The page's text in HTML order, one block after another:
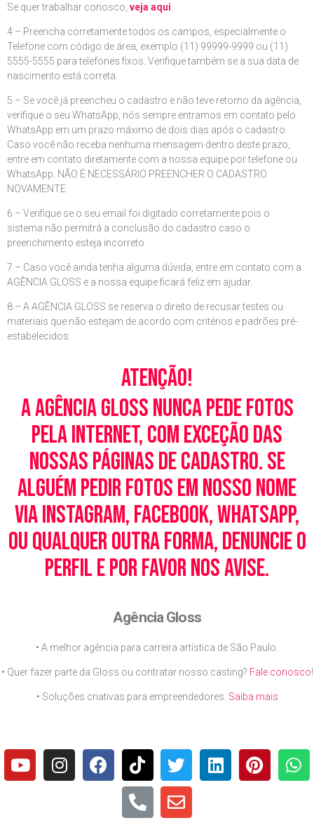
Se quer trabalhar conosco, veja aqui
4 – Preencha corretamente todos os campos, especialmente o
Telefone com código de área, exemplo (11) 99999-9999 ou (11)
5555-5555 para telefones fixos. Verifique também se a sua data de
nascimento está correta.
5 – Se você já preencheu o cadastro e não teve retorno da agência,
verifique o seu WhatsApp, nós sempre entramos em contato pelo
WhatsApp em um prazo máximo de dois dias após o cadastro.
Caso você não receba nenhuma mensagem dentro deste prazo,
entre em contato diretamente com a nossa equipe por telefone ou
WhatsApp. NÃO É NECESSÁRIO PREENCHER O CADASTRO
NOVAMENTE.
6 – Verifique se o seu email foi digitado corretamente pois o
sistema não permitrá a conclusão do cadastro caso o
preenchimento esteja incorreto.
7 – Caso você ainda tenha alguma dúvida, entre em contato com a
AGÊNCIA GLOSS e a nossa equipe ficará feliz em ajudar.
8 – A AGÊNCIA GLOSS se reserva o direito de recusar testes ou
materiais que não estejam de acordo com critérios e padrões pré-
estabelecidos.
Atenção!
A Agência Gloss nunca pede fotos
pela Internet, com exceção das
nossas páginas de cadastro. Se
alguém pedir fotos em nosso nome
via Instagram, Facebook, WhatsApp,
ou qualquer outra forma, denuncie o
perfil e por favor nos avise.
Agência Gloss
• A melhor agência para carreira artística de São Paulo.
• Quer fazer parte da Gloss ou contratar nosso casting? Fale conosco!
• Soluções criativas para empreendedores. Saiba mais